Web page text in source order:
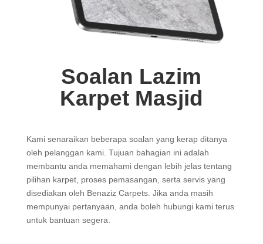
Soalan Lazim
Karpet Masjid
Kami senaraikan beberapa soalan yang kerap ditanya
oleh pelanggan kami. Tujuan bahagian ini adalah
membantu anda memahami dengan lebih jelas tentang
pilihan karpet, proses pemasangan, serta servis yang
disediakan oleh Benaziz Carpets. Jika anda masih
mempunyai pertanyaan, anda boleh hubungi kami terus
untuk bantuan segera.